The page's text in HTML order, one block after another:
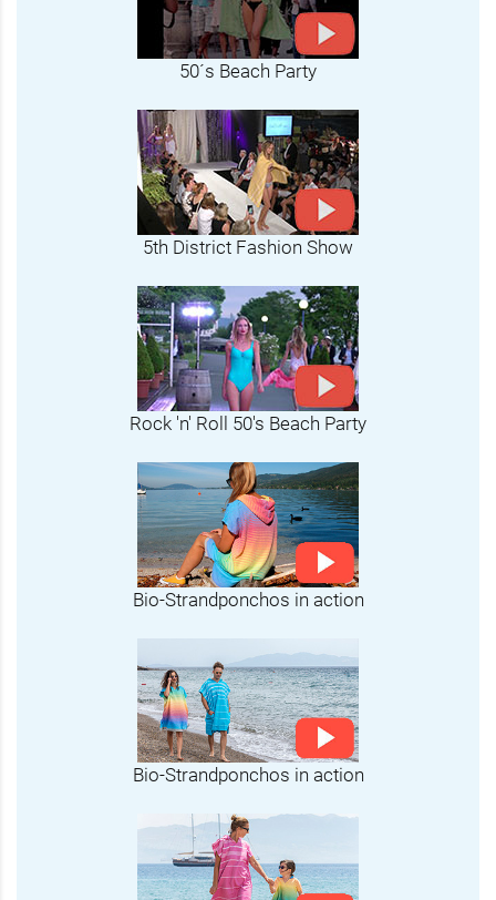
50´s Beach Party
5th District Fashion Show
Rock 'n' Roll 50's Beach Party
Bio-Strandponchos in action
Bio-Strandponchos in action